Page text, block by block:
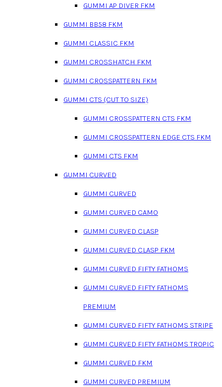
GUMMI AP DIVER FKM
GUMMI BB58 FKM
GUMMI CLASSIC FKM
GUMMI CROSSHATCH FKM
GUMMI CROSSPATTERN FKM
GUMMI CTS (CUT TO SIZE)
GUMMI CROSSPATTERN CTS FKM
GUMMI CROSSPATTERN EDGE CTS FKM
GUMMI CTS FKM
GUMMI CURVED
GUMMI CURVED
GUMMI CURVED CAMO
GUMMI CURVED CLASP
GUMMI CURVED CLASP FKM
GUMMI CURVED FIFTY FATHOMS
GUMMI CURVED FIFTY FATHOMS
PREMIUM
GUMMI CURVED FIFTY FATHOMS STRIPE
GUMMI CURVED FIFTY FATHOMS TROPIC
GUMMI CURVED FKM
GUMMI CURVED PREMIUM